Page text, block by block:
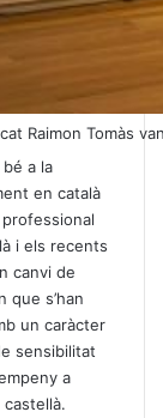
Raimon Tomàs
a la
en català
professional
i els recents
canvi de
que s’han
un caràcter
sensibilitat
a